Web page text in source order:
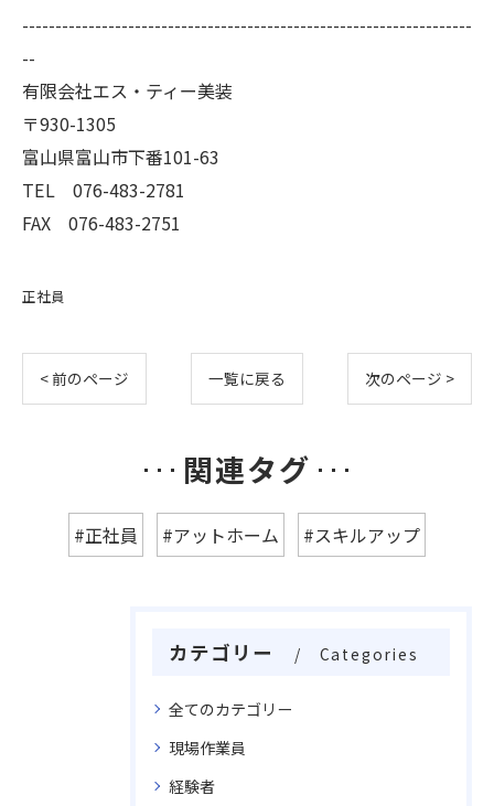
--------------------------------------------------------------------
--
有限会社エス・ティー美装
〒930-1305
富山県富山市下番101-63
TEL 076-483-2781
FAX 076-483-2751
正社員
< 前のページ 一覧に戻る 次のページ >
関連タグ
#正社員 #アットホーム #スキルアップ
カテゴリー Categories
全てのカテゴリー
現場作業員
経験者